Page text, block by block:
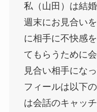
私（山田）は結
週末にお見合い
に相手に不快感
てもらうために
見合い相手にな
フィールは以下
は会話のキャッ